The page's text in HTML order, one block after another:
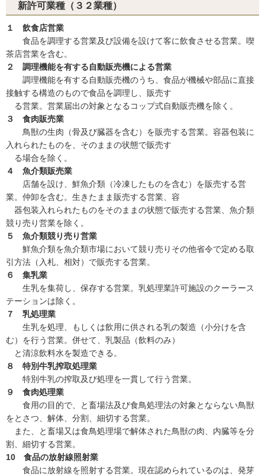
新許可業種（３２業種）
１ 飲食店営業
食品を調理する営業及び設備を設けて客に飲食させる営業。喫
茶店営業を含む。
２ 調理機能を有する自動販売機による営業
調理機能を有する自動販売機のうち、食品が機械や部品に直接
接触する構造のもので食品を調理し、販売す
る営業。営業届出の対象となるコップ式自動販売機を除く。
３ 食肉販売業
鳥獣の生肉（骨及び臓器を含む）を販売する営業。容器包装に
入れられたものを、そのままの状態で販売す
る場合を除く。
４ 魚介類販売業
店舗を設け、鮮魚介類（冷凍したものを含む）を販売する営
業。仲卸を含む。生きたまま販売する営業、容
器包装入れられたものをそのままの状態で販売する営業、魚介類
競り売り営業を除く。
５ 魚介類競り売り営業
鮮魚介類を魚介類市場において競り売りその他省令で定める取
引方法（入札、相対）で販売する営業。
６ 集乳業
生乳を集荷し、保存する営業。乳処理業許可施設のクーラース
テーションは除く。
７ 乳処理業
生乳を処理、もしくは飲用に供される乳の製造（小分けを含
む）を行う営業。併せて、乳製品（飲料のみ）
と清涼飲料水を製造できる。
８ 特別牛乳搾取処理業
特別牛乳の搾取及び処理を一貫して行う営業。
９ 食肉処理業
食用の目的で、と畜場法及び食鳥処理法の対象とならない鳥獣
をとさつ、解体、分割、細切する営業。
また、と畜場又は食鳥処理場で解体された鳥獣の肉、内臓等を分
割、細切する営業。
10 食品の放射線照射業
食品に放射線を照射する営業。現在認められているのは、発芽